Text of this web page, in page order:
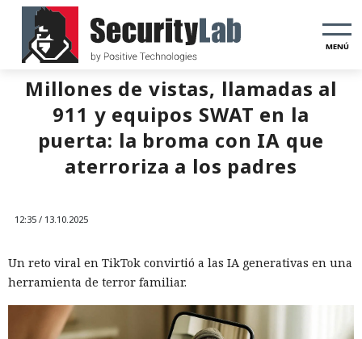
MENÚ
Millones de vistas, llamadas al
911 y equipos SWAT en la
puerta: la broma con IA que
aterroriza a los padres
12:35 / 13.10.2025
Un reto viral en TikTok convirtió a las IA generativas en una
herramienta de terror familiar.